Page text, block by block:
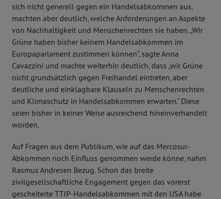
sich nicht generell gegen ein Handelsabkommen aus,
machten aber deutlich, welche Anforderungen an Aspekte
von Nachhaltigkeit und Menschenrechten sie haben. „Wir
Grüne haben bisher keinem Handelsabkommen im
Europaparlament zustimmen können“, sagte Anna
Cavazzini und machte weiterhin deutlich, dass „wir Grüne
nicht grundsätzlich gegen Freihandel eintreten, aber
deutliche und einklagbare Klauseln zu Menschenrechten
und Klimaschutz in Handelsabkommen erwarten.“ Diese
seien bisher in keiner Weise ausreichend hineinverhandelt
worden.
Auf Fragen aus dem Publikum, wie auf das Mercosur-
Abkommen noch Einfluss genommen werde könne, nahm
Rasmus Andresen Bezug. Schon das breite
zivilgesellschaftliche Engagement gegen das vorerst
gescheiterte TTIP-Handelsabkommen mit den USA habe